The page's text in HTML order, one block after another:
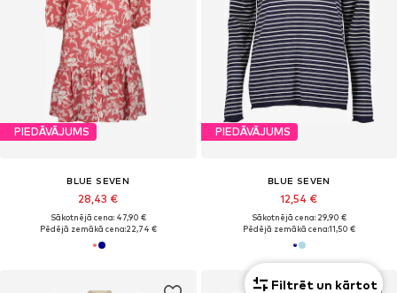
PIEDĀVĀJUMS
BLUE SEVEN
28,43 €
Sākotnējā cena: 47,90 €
Pēdējā zemākā cena:22,74 €
PIEDĀVĀJUMS
BLUE SEVEN
12,54 €
Sākotnējā cena: 29,90 €
Pēdējā zemākā cena:11,50 €
Filtrēt un kārtot